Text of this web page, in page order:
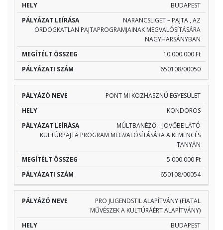
BUDAPEST
NARANCSLIGET – PAJTA , AZ
ÖRDÖGKATLAN PAJTAPROGRAMJAINAK MEGVALÓSÍTÁSÁRA
NAGYHARSÁNYBAN
10.000.000 Ft
650108/00050
PONT MI KÖZHASZNÚ EGYESÜLET
KONDOROS
MÚLTBANÉZŐ – JÖVŐBE LÁTÓ
KULTÚRPAJTA PROGRAM MEGVALÓSÍTÁSÁRA A KEMENCÉS
TANYÁN
5.000.000 Ft
650108/00054
PRO JUGENDSTIL ALAPÍTVÁNY (FIATAL
MŰVÉSZEK A KULTÚRÁÉRT ALAPÍTVÁNY)
BUDAPEST